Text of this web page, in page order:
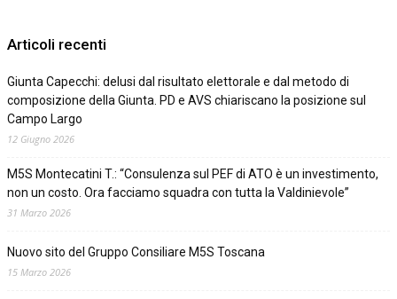
Articoli recenti
Giunta Capecchi: delusi dal risultato elettorale e dal metodo di
composizione della Giunta. PD e AVS chiariscano la posizione sul
Campo Largo
12 Giugno 2026
M5S Montecatini T.: “Consulenza sul PEF di ATO è un investimento,
non un costo. Ora facciamo squadra con tutta la Valdinievole”
31 Marzo 2026
Nuovo sito del Gruppo Consiliare M5S Toscana
15 Marzo 2026